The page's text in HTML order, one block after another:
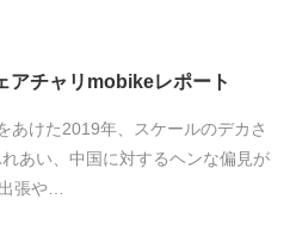
アチャリmobikeレポート
あけた2019年、スケールのデカさ
あい、中国に対するヘンな偏見が
張や…